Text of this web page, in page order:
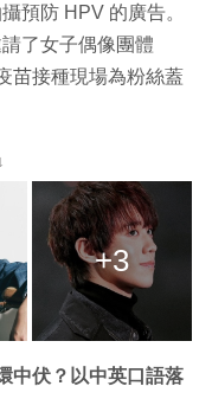
預防 HPV 的廣告。
了女子偶像團體
苗接種現場為粉絲蓋
+3
中伏？以中英口語落